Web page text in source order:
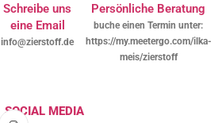
Schreibe uns
eine Email
info@zierstoff.de
Persönliche Beratung
buche einen Termin unter:
https://my.meetergo.com/ilka-
meis/zierstoff
SOCIAL MEDIA